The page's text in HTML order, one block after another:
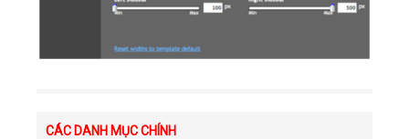
CÁC DANH MỤC CHÍNH